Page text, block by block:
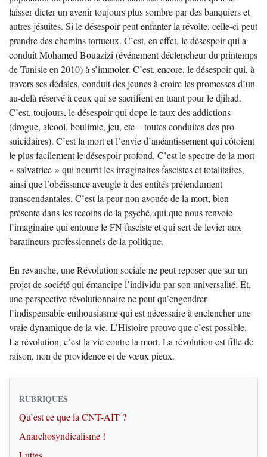
laisser dicter un avenir toujours plus sombre par des banquiers et
autres jésuites. Si le désespoir peut enfanter la révolte, celle-ci peut
prendre des chemins tortueux. C’est, en effet, le désespoir qui a
conduit Mohamed Bouazizi (événement déclencheur du printemps
de Tunisie en 2010) à s’immoler. C’est, encore, le désespoir qui, à
travers ses dédales, conduit des jeunes à croire les promesses d’un
au-delà réservé à ceux qui se sacrifient en tuant pour le djihad.
C’est, toujours, le désespoir qui dope le taux des addictions
(drogue, alcool, boulimie, jeu, etc – toutes conduites des pro-
suicidaires). C’est la mort et l’envie d’anéantissement qui côtoient
le plus facilement le désespoir profond. C’est le spectre de la mort
« salvatrice » qui nourrit les imaginaires fascistes et totalitaires,
ainsi que l’obéissance aveugle à des entités prétendument
transcendantales. C’est la peur non avouée de la mort, bien
présente dans les recoins de la psyché, qui que nous renvoie
l’imaginaire qui entoure le FN fasciste et qui sert de levier aux
baratineurs professionnels de la politique.
En revanche, une Révolution sociale ne peut reposer que sur un
projet de société qui émancipe l’individu par son universalité. Et,
une perspective révolutionnaire ne peut qu’engendrer
l’indispensable enthousiasme qui est nécessaire à enclencher une
vraie dynamique de la vie. L’Histoire prouve que c’est possible.
La révolution, c’est la vie contre la mort. La révolution est fille de
raison, non de providence et de vœux pieux.
RUBRIQUES
Qu’est ce que la CNT-AIT ?
Anarchosyndicalisme !